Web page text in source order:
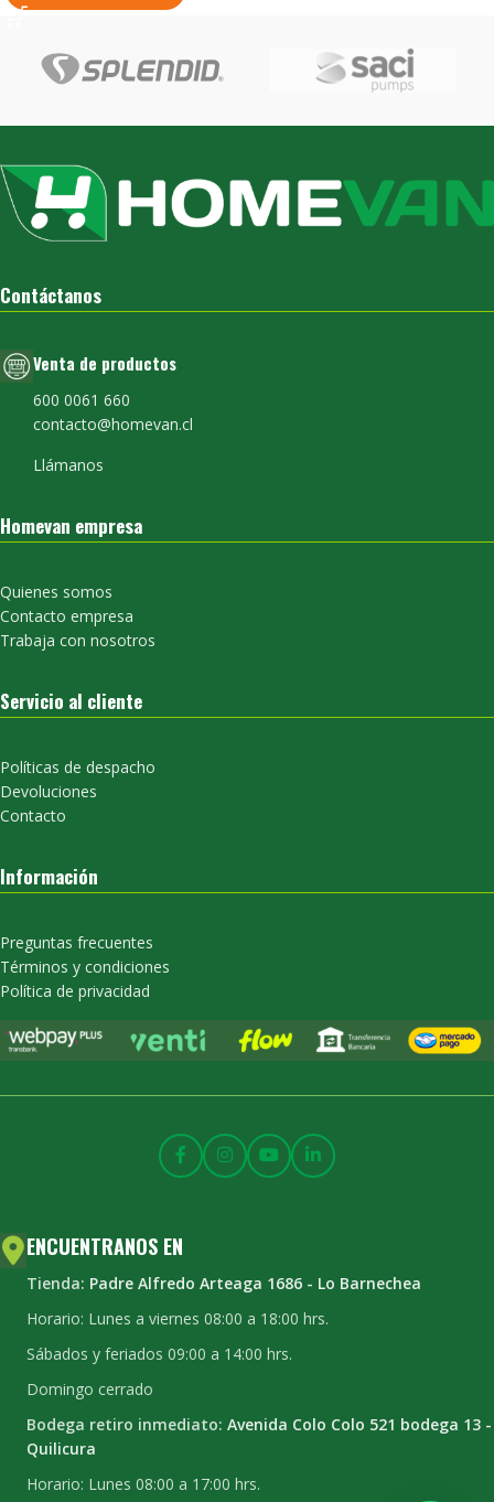
Contáctanos
Venta de productos
600 0061 660
contacto@homevan.cl
Llámanos
Homevan empresa
Quienes somos
Contacto empresa
Trabaja con nosotros
Servicio al cliente
Políticas de despacho
Devoluciones
Contacto
Información
Preguntas frecuentes
Términos y condiciones
Política de privacidad
ENCUENTRANOS EN
Tienda: Padre Alfredo Arteaga 1686 - Lo Barnechea
Horario: Lunes a viernes 08:00 a 18:00 hrs.
Sábados y feriados 09:00 a 14:00 hrs.
Domingo cerrado
Bodega retiro inmediato: Avenida Colo Colo 521 bodega 13 -
Quilicura
Horario: Lunes 08:00 a 17:00 hrs.